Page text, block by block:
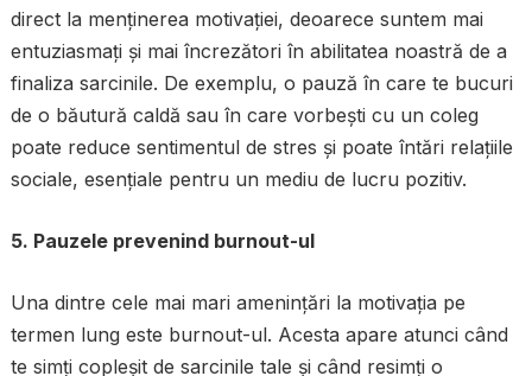
direct la menținerea motivației, deoarece suntem mai
entuziasmați și mai încrezători în abilitatea noastră de a
finaliza sarcinile. De exemplu, o pauză în care te bucuri
de o băutură caldă sau în care vorbești cu un coleg
poate reduce sentimentul de stres și poate întări relațiile
sociale, esențiale pentru un mediu de lucru pozitiv.
5. Pauzele prevenind burnout-ul
Una dintre cele mai mari amenințări la motivația pe
termen lung este burnout-ul. Acesta apare atunci când
te simți copleșit de sarcinile tale și când resimți o